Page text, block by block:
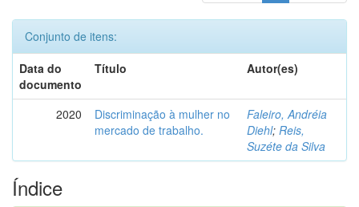
Conjunto de itens:
Data do
documento
Título Autor(es)
2020
Discriminação à mulher no
mercado de trabalho.
Faleiro, Andréia
Diehl; Reis,
Suzéte da Silva
Índice